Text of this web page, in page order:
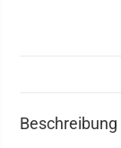
Beschreibung